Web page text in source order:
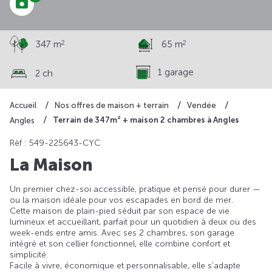
Accueil Nos offres de maison + terrain
Vendée
Angles
Terrain de 347m² + maison 2 chambres à Angles
347 m2 65 m2
2 ch 1 garage
Rèf : 549-225643-CYC
La Maison
Un premier chez-soi accessible, pratique et pensé pour durer —
ou la maison idéale pour vos escapades en bord de mer.
Cette maison de plain-pied séduit par son espace de vie
lumineux et accueillant, parfait pour un quotidien à deux ou des
week-ends entre amis. Avec ses 2 chambres, son garage
intégré et son cellier fonctionnel, elle combine confort et
simplicité.
Facile à vivre, économique et personnalisable, elle s’adapte